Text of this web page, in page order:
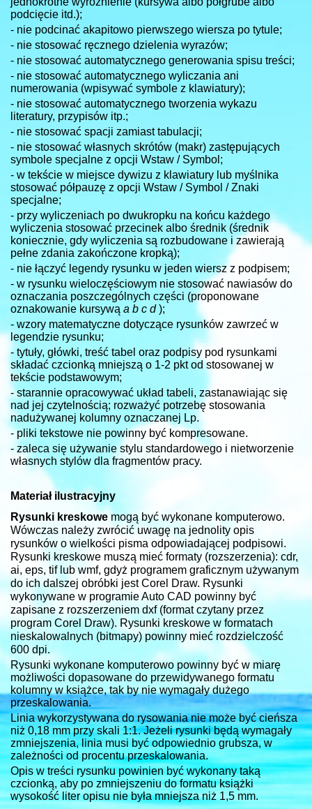
podcięcie itd.);
- nie podcinać akapitowo pierwszego wiersza po tytule;
- nie stosować ręcznego dzielenia wyrazów;
- nie stosować automatycznego generowania spisu treści;
- nie stosować automatycznego wyliczania ani
numerowania (wpisywać symbole z klawiatury);
- nie stosować automatycznego tworzenia wykazu
literatury, przypisów itp.;
- nie stosować spacji zamiast tabulacji;
- nie stosować własnych skrótów (makr) zastępujących
symbole specjalne z opcji Wstaw / Symbol;
- w tekście w miejsce dywizu z klawiatury lub myślnika
stosować półpauzę z opcji Wstaw / Symbol / Znaki
specjalne;
- przy wyliczeniach po dwukropku na końcu każdego
wyliczenia stosować przecinek albo średnik (średnik
koniecznie, gdy wyliczenia są rozbudowane i zawierają
pełne zdania zakończone kropką);
- nie łączyć legendy rysunku w jeden wiersz z podpisem;
- w rysunku wieloczęściowym nie stosować nawiasów do
oznaczania poszczególnych części (proponowane
oznakowanie kursywą a b c d);
- wzory matematyczne dotyczące rysunków zawrzeć w
legendzie rysunku;
- tytuły, główki, treść tabel oraz podpisy pod rysunkami
składać czcionką mniejszą o 1-2 pkt od stosowanej w
tekście podstawowym;
- starannie opracowywać układ tabeli, zastanawiając się
nad jej czytelnością; rozważyć potrzebę stosowania
nadużywanej kolumny oznaczanej Lp.
- pliki tekstowe nie powinny być kompresowane.
- zaleca się używanie stylu standardowego i nietworzenie
własnych stylów dla fragmentów pracy.
Materiał ilustracyjny
Rysunki kreskowe mogą być wykonane komputerowo.
Wówczas należy zwrócić uwagę na jednolity opis
rysunków o wielkości pisma odpowiadającej podpisowi.
Rysunki kreskowe muszą mieć formaty (rozszerzenia): cdr,
ai, eps, tif lub wmf, gdyż programem graficznym używanym
do ich dalszej obróbki jest Corel Draw. Rysunki
wykonywane w programie Auto CAD powinny być
zapisane z rozszerzeniem dxf (format czytany przez
program Corel Draw). Rysunki kreskowe w formatach
nieskalowalnych (bitmapy) powinny mieć rozdzielczość
600 dpi.
Rysunki wykonane komputerowo powinny być w miarę
możliwości dopasowane do przewidywanego formatu
kolumny w książce, tak by nie wymagały dużego
przeskalowania.
Linia wykorzystywana do rysowania nie może być cieńsza
niż 0,18 mm przy skali 1:1. Jeżeli rysunki będą wymagały
zmniejszenia, linia musi być odpowiednio grubsza, w
zależności od procentu przeskalowania.
Opis w treści rysunku powinien być wykonany taką
czcionką, aby po zmniejszeniu do formatu książki
wysokość liter opisu nie była mniejsza niż 1,5 mm.